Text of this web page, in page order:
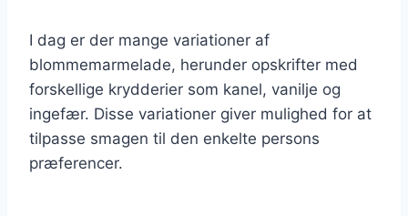
I dag er der mange variationer af
blommemarmelade, herunder opskrifter med
forskellige krydderier som kanel, vanilje og
ingefær. Disse variationer giver mulighed for at
tilpasse smagen til den enkelte persons
præferencer.